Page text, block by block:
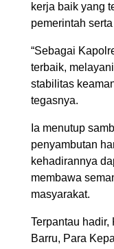
kerja baik yang
pemerintah
“Sebagai
terbaik,
stabilitas
tegasnya.
Ia menutup
penyambutan
kehadirannya
membawa
masyarakat.
Terpantau
Barru, Para